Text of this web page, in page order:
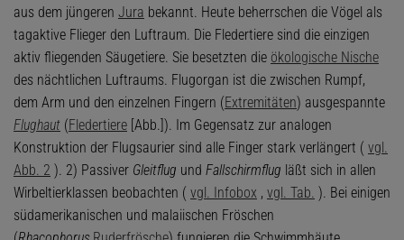
aus dem jüngeren Jura bekannt. Heute beherrschen die Vögel als
tagaktive Flieger den Luftraum. Die Fledertiere sind die einzigen
aktiv fliegenden Säugetiere. Sie besetzten die ökologische Nische
des nächtlichen Luftraums. Flugorgan ist die zwischen Rumpf,
dem Arm und den einzelnen Fingern (Extremitäten) ausgespannte
Flughaut (Fledertiere [Abb.]). Im Gegensatz zur analogen
Konstruktion der Flugsaurier sind alle Finger stark verlängert ( vgl.
Abb. 2 ). 2) Passiver Gleitflug und Fallschirmflug läßt sich in allen
Wirbeltierklassen beobachten ( vgl. Infobox , vgl. Tab. ). Bei einigen
südamerikanischen und malaiischen Fröschen